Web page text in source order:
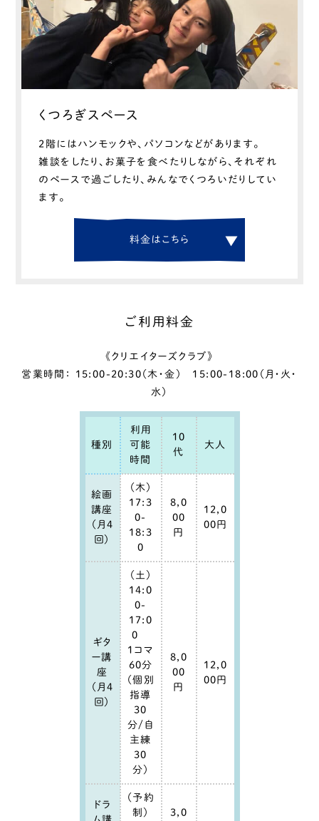
くつろぎスペース
2階にはハンモックや、パソコンなどがあります。
雑談をしたり、お菓子を食べたりしながら、それぞれ
のペースで過ごしたり、みんなでくつろいだりしてい
ます。
料金 は こ ち ら
ご利用料金
《クリエイターズクラブ》
営業時間： 15:00-20:30（木・金） 15:00-18:00（月・火・
水）
種別
利用
可能
時間
10
代
大人
絵画
講座
（月4
回）
（木）
17:3
0-
18:3
0
8,0
00
円
12,0
00円
ギタ
ー講
座
（月4
回）
（土）
14:0
0-
17:0
0
1コマ
60分
（個別
指導
30
分/自
主練
30
分）
8,0
00
円
12,0
00円
ドラ
（予約
制）
3,0